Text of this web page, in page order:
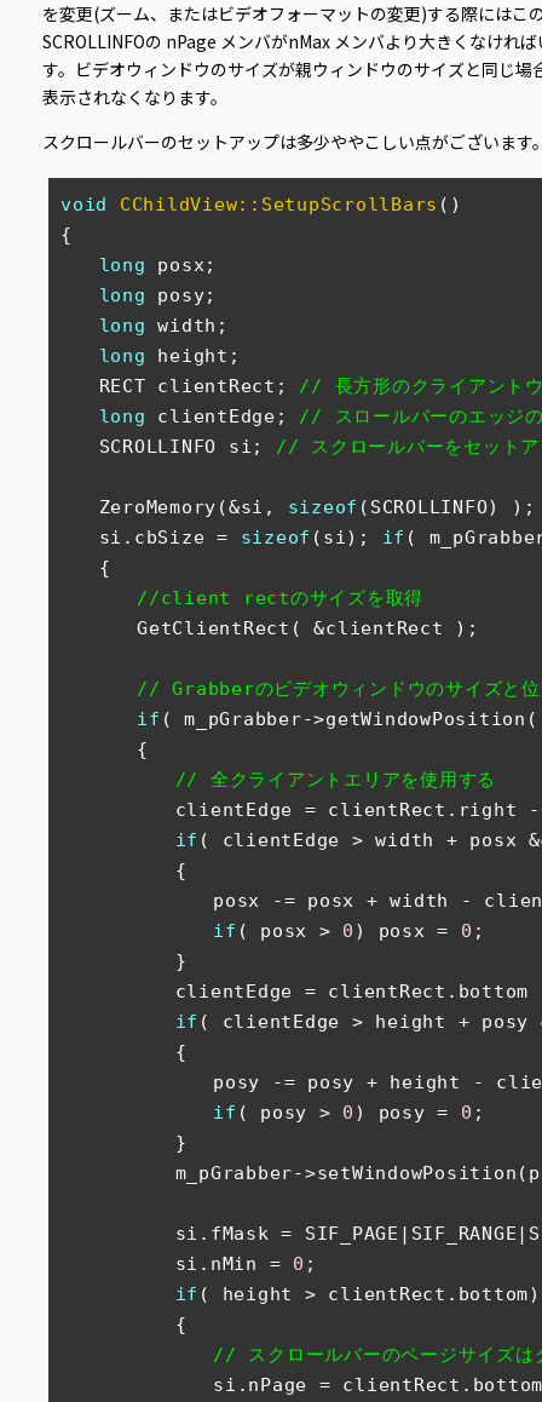
を変更(ズーム、またはビデオフォーマットの変更)する際には
SCROLLINFOの nPage メンバがnMax メンバより大きくなけれ
す。ビデオウィンドウのサイズが親ウィンドウのサイズと同じ
表示されなくなります。
スクロールバーのセットアップは多少ややこしい点がございま
void CChildView::SetupScrollBars ()
{
long posx;
long posy;
long width;
long height;
RECT clientRect; // 長方形のクライアント
long clientEdge; // スロールバーのエッジ
SCROLLINFO si; // スクロールバーをセットア
ZeroMemory(&si, sizeof (SCROLLINFO) );
si.cbSize = sizeof (si); if (
{
//client rectのサイズを取得
GetClientRect( &clientRect );
// Grabberのビデオウィンドウのサイズと位
if ( m_pGrabber-
{
// 全クライアントエリアを使用する
clientEdge = clientRect.right -
if ( clientEdge > width + posx
{
posx -= posx + width -
if ( posx > 0 ) posx = 0 ;
}
clientEdge = clientRect.bottom -
if ( clientEdge > height + posy
{
posy -= posy + height -
if ( posy > 0 ) posy = 0 ;
}
m_pGrabber-
si.fMask =
si.nMin = 0 ;
if ( height >
{
// スクロールバーのページサイズは
si.nPage =